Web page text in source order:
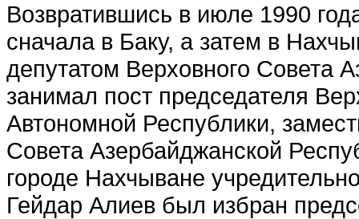
Возвратившись в июле 1990
сначала в Баку, а затем в
депутатом Верховного Совета
занимал пост председателя
Автономной Республики,
Совета Азербайджанской
городе Нахчыване
Гейдар Алиев был избран